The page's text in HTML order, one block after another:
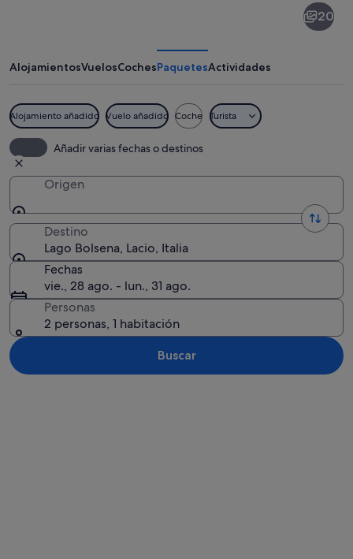
20
AlojamientosVuelosCochesPaquetesActividades
Alojamiento añadido Vuelo añadido Coche Turista
Añadir varias fechas o destinos
Origen
Destino
Lago Bolsena, Lacio, Italia
Fechas
vie., 28 ago. - lun., 31 ago.
Personas
2 personas, 1 habitación
Buscar